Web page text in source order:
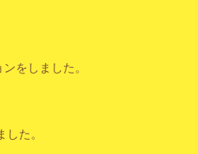
をしました。
た。